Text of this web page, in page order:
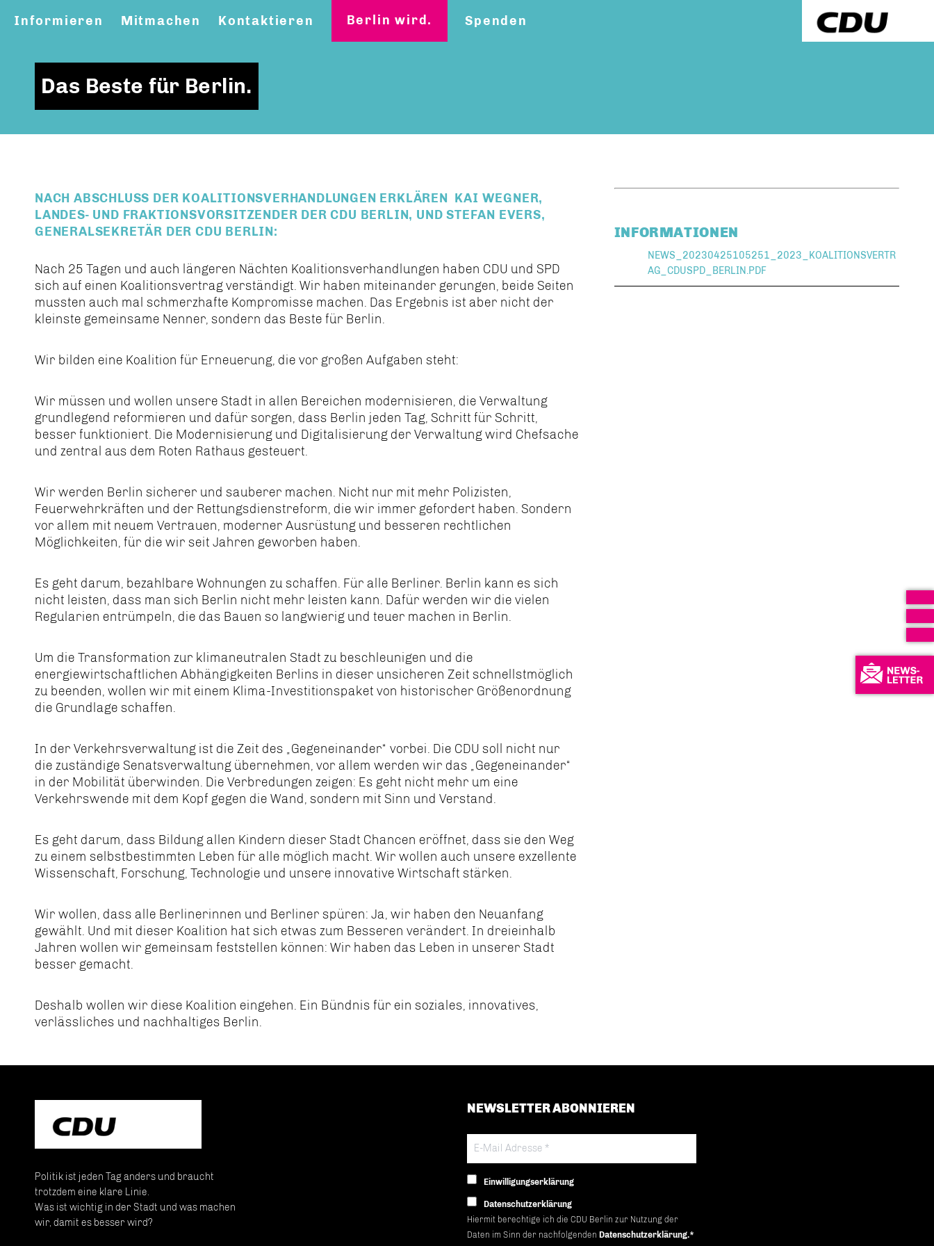
Informieren Mitmachen Kontaktieren Berlin wird. Spenden
Das Beste für Berlin.
NACH ABSCHLUSS DER KOALITIONSVERHANDLUNGEN ERKLÄREN KAI WEGNER,
LANDES- UND FRAKTIONSVORSITZENDER DER CDU BERLIN, UND STEFAN EVERS,
GENERALSEKRETÄR DER CDU BERLIN:
Nach 25 Tagen und auch längeren Nächten Koalitionsverhandlungen haben CDU und SPD
sich auf einen Koalitionsvertrag verständigt. Wir haben miteinander gerungen, beide Seiten
mussten auch mal schmerzhafte Kompromisse machen. Das Ergebnis ist aber nicht der
kleinste gemeinsame Nenner, sondern das Beste für Berlin.
Wir bilden eine Koalition für Erneuerung, die vor großen Aufgaben steht:
Wir müssen und wollen unsere Stadt in allen Bereichen modernisieren, die Verwaltung
grundlegend reformieren und dafür sorgen, dass Berlin jeden Tag, Schritt für Schritt,
besser funktioniert. Die Modernisierung und Digitalisierung der Verwaltung wird Chefsache
und zentral aus dem Roten Rathaus gesteuert.
Wir werden Berlin sicherer und sauberer machen. Nicht nur mit mehr Polizisten,
Feuerwehrkräften und der Rettungsdienstreform, die wir immer gefordert haben. Sondern
vor allem mit neuem Vertrauen, moderner Ausrüstung und besseren rechtlichen
Möglichkeiten, für die wir seit Jahren geworben haben.
Es geht darum, bezahlbare Wohnungen zu schaffen. Für alle Berliner. Berlin kann es sich
nicht leisten, dass man sich Berlin nicht mehr leisten kann. Dafür werden wir die vielen
Regularien entrümpeln, die das Bauen so langwierig und teuer machen in Berlin.
Um die Transformation zur klimaneutralen Stadt zu beschleunigen und die
energiewirtschaftlichen Abhängigkeiten Berlins in dieser unsicheren Zeit schnellstmöglich
zu beenden, wollen wir mit einem Klima-Investitionspaket von historischer Größenordnung
die Grundlage schaffen.
In der Verkehrsverwaltung ist die Zeit des „Gegeneinander“ vorbei. Die CDU soll nicht nur
die zuständige Senatsverwaltung übernehmen, vor allem werden wir das „Gegeneinander“
in der Mobilität überwinden. Die Verbredungen zeigen: Es geht nicht mehr um eine
Verkehrswende mit dem Kopf gegen die Wand, sondern mit Sinn und Verstand.
Es geht darum, dass Bildung allen Kindern dieser Stadt Chancen eröffnet, dass sie den Weg
zu einem selbstbestimmten Leben für alle möglich macht. Wir wollen auch unsere exzellente
Wissenschaft, Forschung, Technologie und unsere innovative Wirtschaft stärken.
Wir wollen, dass alle Berlinerinnen und Berliner spüren: Ja, wir haben den Neuanfang
gewählt. Und mit dieser Koalition hat sich etwas zum Besseren verändert. In dreieinhalb
Jahren wollen wir gemeinsam feststellen können: Wir haben das Leben in unserer Stadt
besser gemacht.
Deshalb wollen wir diese Koalition eingehen. Ein Bündnis für ein soziales, innovatives,
verlässliches und nachhaltiges Berlin.
INFORMATIONEN
NEWS_20230425105251_2023_KOALITIONSVERTR
AG_CDUSPD_BERLIN.PDF
Politik ist jeden Tag anders und braucht
trotzdem eine klare Linie.
Was ist wichtig in der Stadt und was machen
wir, damit es besser wird?
NEWSLETTER ABONNIEREN
Einwilligungserklärung
Datenschutzerklärung
Hiermit berechtige ich die CDU Berlin zur Nutzung der
Daten im Sinn der nachfolgenden Datenschutzerklärung.*